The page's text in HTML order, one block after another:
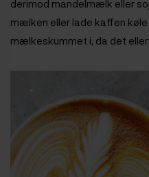
derimod mandelmælk eller
mælken eller lade kaffen
mælkeskummet i, da det